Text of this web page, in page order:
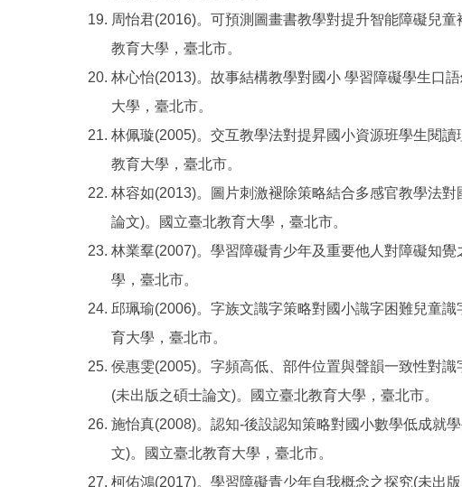
周怡君(2016)。可預測圖畫書教學對提升智能障礙兒
教育大學，臺北市。
林心怡(2013)。故事結構教學對國小 學習障礙學生口
大學，臺北市。
林佩璇(2005)。交互教學法對提昇國小資源班學生閱
教育大學，臺北市。
林容如(2013)。圖片刺激褪除策略結合多感官教學法
論文)。國立臺北教育大學，臺北市。
林業羣(2007)。學習障礙青少年及重要他人對障礙知
學，臺北市。
邱珮瑜(2006)。字族文識字策略對國小識字困難兒童
育大學，臺北市。
侯惠雯(2005)。字頻高低、部件位置與聲韻一致性對
(未出版之碩士論文)。國立臺北教育大學，臺北市。
施怡真(2008)。認知-後設認知策略對國小數學低成就
文)。國立臺北教育大學，臺北市。
柯佑鴻(2017)。學習障礙青少年自我概念之探究(未出